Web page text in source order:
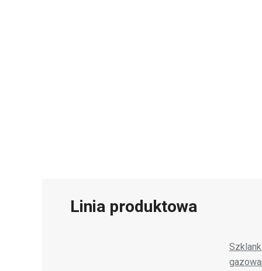
Linia produktowa